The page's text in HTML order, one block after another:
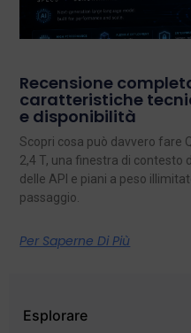
Recensione
caratteristiche
e disponibilità
Scopri cosa può davvero fare
2,4 T, una finestra di contesto
delle API e piani a peso
passaggio.
Per Saperne Di Più
Esplorare